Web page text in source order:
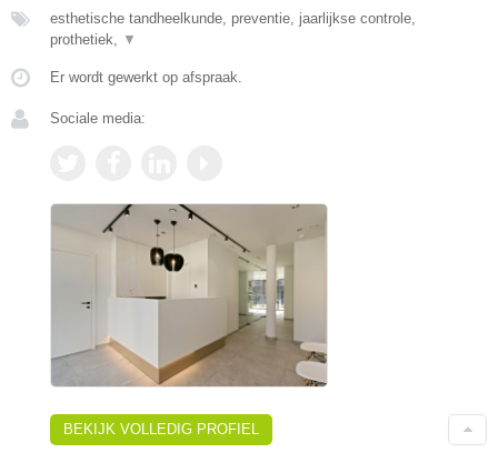
esthetische tandheelkunde, preventie, jaarlijkse controle,
prothetiek,
▼
Er wordt gewerkt op afspraak.
Sociale media:
BEKIJK VOLLEDIG PROFIEL